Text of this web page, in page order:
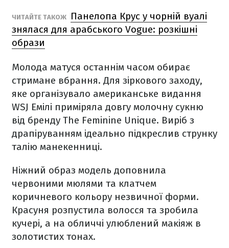
ЧИТАЙТЕ ТАКОЖ
Панелопа Крус у чорній вуалі
знялася для арабського Vogue: розкішні
образи
Молода матуся останнім часом обирає
стримане вбрання. Для зіркового заходу,
яке організувало американське видання
WSJ Емілі приміряла довгу молочну сукню
від бренду The Feminine Unique. Виріб з
драпіруванням ідеально підкреслив струнку
талію манекенниці.
Ніжний образ модель доповнила
червоними мюлями та клатчем
коричневого кольору незвичної форми.
Красуня розпустила волосся та зробила
кучері, а на обличчі улюблений макіяж в
золотистих тонах.